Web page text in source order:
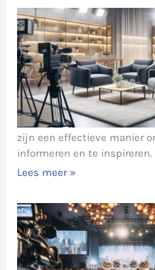
zijn een effectieve manier
informeren en te inspireren.
Lees meer »